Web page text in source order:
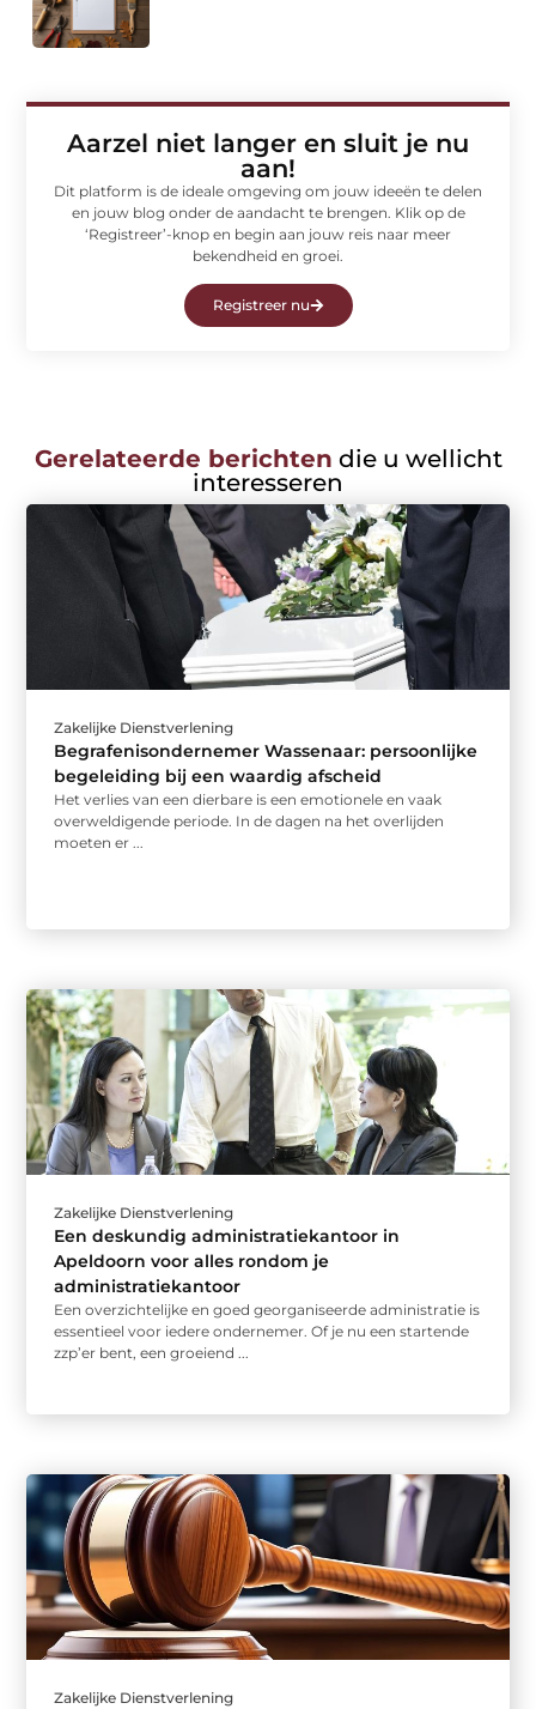
Aarzel niet langer en sluit je nu
aan!
Dit platform is de ideale omgeving om jouw ideeën te delen
en jouw blog onder de aandacht te brengen. Klik op de
‘Registreer’-knop en begin aan jouw reis naar meer
bekendheid en groei.
Registreer nu
Gerelateerde berichten die u wellicht
interesseren
Zakelijke Dienstverlening
Begrafenisondernemer Wassenaar: persoonlijke
begeleiding bij een waardig afscheid
Het verlies van een dierbare is een emotionele en vaak
overweldigende periode. In de dagen na het overlijden
moeten er ...
Zakelijke Dienstverlening
Een deskundig administratiekantoor in
Apeldoorn voor alles rondom je
administratiekantoor
Een overzichtelijke en goed georganiseerde administratie is
essentieel voor iedere ondernemer. Of je nu een startende
zzp’er bent, een groeiend ...
Zakelijke Dienstverlening